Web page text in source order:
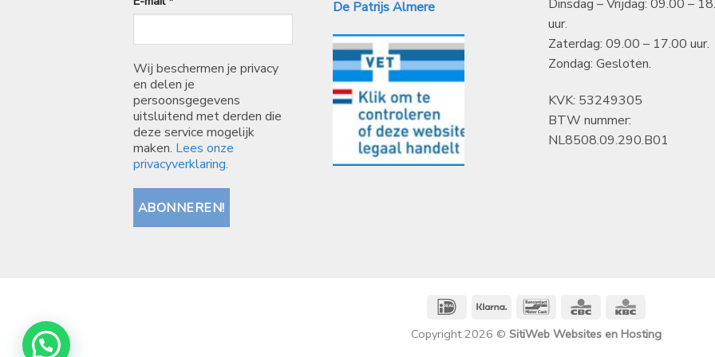
Wij beschermen je privacy
en delen je
persoonsgegevens
uitsluitend met derden die
deze service mogelijk
maken. Lees onze
privacyverklaring.
De Patrijs Almere
Dinsdag – Vrijdag: 09.00 –
uur.
Zaterdag: 09.00 – 17.00 uur.
Zondag: Gesloten.
KVK: 53249305
BTW nummer:
NL8508.09.290.B01
IDeal Klarna BancontactCBC
Copyright 2026 © SitiWeb Websites en Hosting